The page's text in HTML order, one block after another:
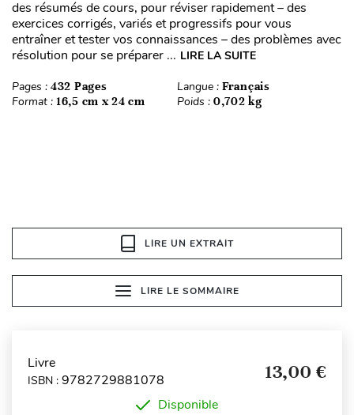
des résumés de cours, pour réviser rapidement – des
exercices corrigés, variés et progressifs pour vous
entraîner et tester vos connaissances – des problèmes avec
résolution pour se préparer ... LIRE LA SUITE
Pages : 432 Pages Langue : Français
Format : 16,5 cm x 24 cm Poids : 0,702 kg
LIRE UN EXTRAIT
LIRE LE SOMMAIRE
Livre
ISBN : 9782729881078 13,00 €
Disponible